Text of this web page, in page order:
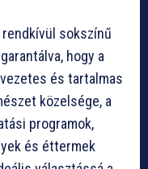
sokszínű
hogy a
és tartalmas
közelsége, a
programok,
és éttermek